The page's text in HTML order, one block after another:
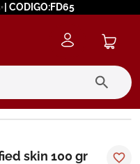
CODIGO:FD65
skin 100 gr